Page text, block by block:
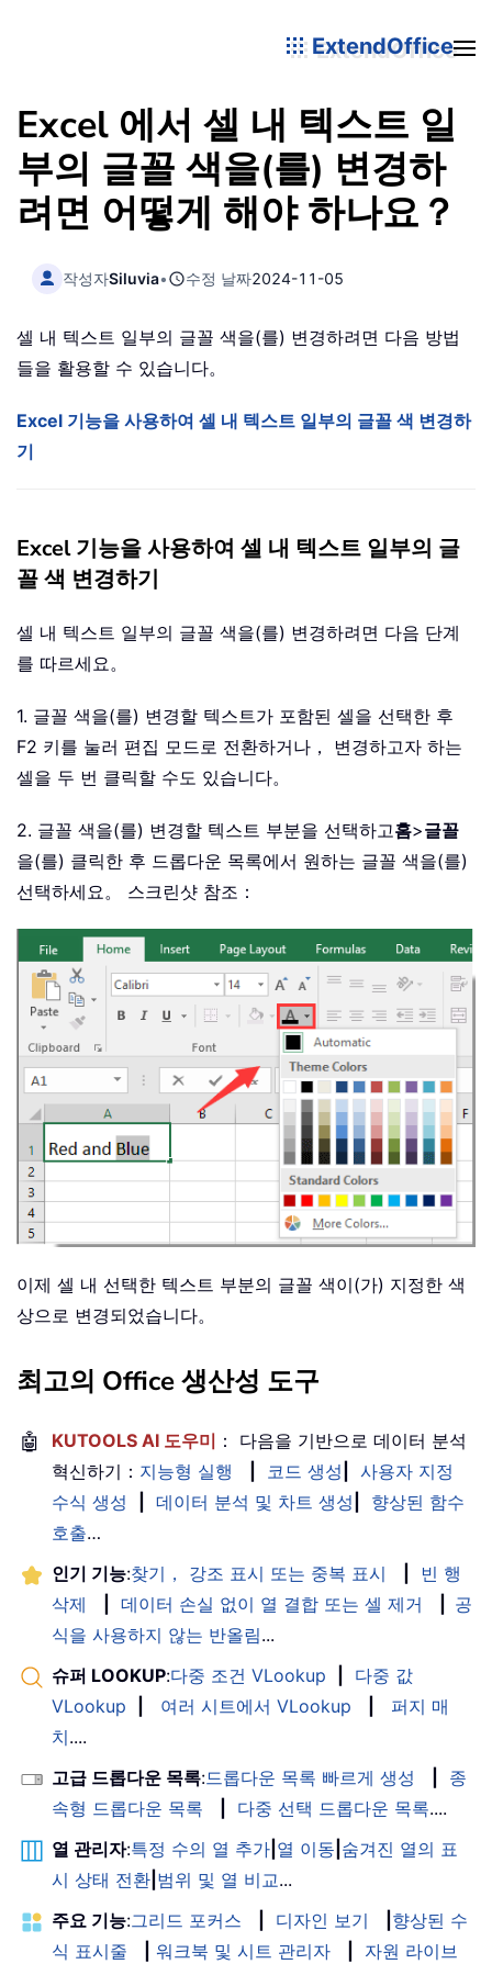
ExtendOffice
Excel 에서 셀 내 텍스트 일
부의 글꼴 색을(를) 변경하
려면 어떻게 해야 하나요？
작성자Siluvia• 수정 날짜2024-11-05
셀 내 텍스트 일부의 글꼴 색을(를) 변경하려면 다음 방법
들을 활용할 수 있습니다。
Excel 기능을 사용하여 셀 내 텍스트 일부의 글꼴 색 변경하
기
Excel 기능을 사용하여 셀 내 텍스트 일부의 글
꼴 색 변경하기
셀 내 텍스트 일부의 글꼴 색을(를) 변경하려면 다음 단계
를 따르세요。
1. 글꼴 색을(를) 변경할 텍스트가 포함된 셀을 선택한 후
F2 키를 눌러 편집 모드로 전환하거나， 변경하고자 하는
셀을 두 번 클릭할 수도 있습니다。
2. 글꼴 색을(를) 변경할 텍스트 부분을 선택하고홈>글꼴
을(를) 클릭한 후 드롭다운 목록에서 원하는 글꼴 색을(를)
선택하세요。 스크린샷 참조：
이제 셀 내 선택한 텍스트 부분의 글꼴 색이(가) 지정한 색
상으로 변경되었습니다。
최고의 Office 생산성 도구
🤖 KUTOOLS AI 도우미 ： 다음을 기반으로 데이터 분석
혁신하기： 지능형 실행 코드 생성
사용자 지정
수식 생성
데이터 분석 및 차트 생성
향상된 함수
호출…
인기 기능:찾기， 강조 표시 또는 중복 표시
빈 행
삭제
데이터 손실 없이 열 결합 또는 셀 제거
공
식을 사용하지 않는 반올림...
슈퍼 LOOKUP:다중 조건 VLookup
다중 값
VLookup
여러 시트에서 VLookup
퍼지 매
치....
고급 드롭다운 목록:드롭다운 목록 빠르게 생성
종
속형 드롭다운 목록
다중 선택 드롭다운 목록....
열 관리자:특정 수의 열 추가 열 이동 숨겨진 열의 표
시 상태 전환 범위 및 열 비교...
주요 기능:그리드 포커스 디자인 보기
향상된 수
식 표시줄
워크북 및 시트 관리자
자원 라이브